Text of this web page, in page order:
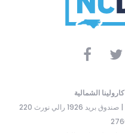
الشمالية
220 شارع هيلزبره رالي، نورث كارولينا 27603 | صندوق بريد 1926 رالي نورث